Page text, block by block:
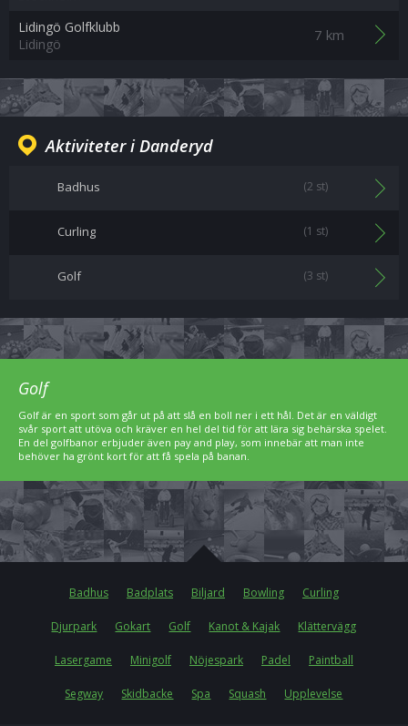
Lidingö Golfklubb
Lidingö
7 km
Aktiviteter i Danderyd
Badhus (2 st)
Curling (1 st)
Golf (3 st)
Golf
Golf är en sport som går ut på att slå en boll ner i ett hål. Det är en väldigt
svår sport att utöva och kräver en hel del tid för att lära sig behärska spelet.
En del golfbanor erbjuder även pay and play, som innebär att man inte
behöver ha grönt kort för att få spela på banan.
Badhus Badplats Biljard Bowling Curling
Djurpark Gokart Golf Kanot & Kajak Klättervägg
Lasergame Minigolf Nöjespark Padel Paintball
Segway Skidbacke Spa Squash Upplevelse